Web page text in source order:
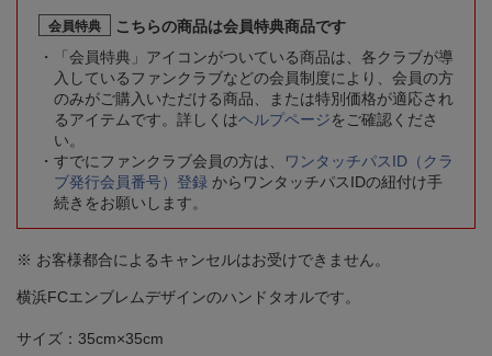
会員特典
こちらの商品は会員特典商品です
「会員特典」アイコンがついている商品は、各クラブが導
入しているファンクラブなどの会員制度により、会員の方
のみがご購入いただける商品、または特別価格が適応され
るアイテムです。詳しくはヘルプページをご確認くださ
い。
すでにファンクラブ会員の方は、
ワンタッチパスID（クラ
ブ発行会員番号）登録 からワンタッチパスIDの紐付け手
続きをお願いします。
※ お客様都合によるキャンセルはお受けできません。
横浜FCエンブレムデザインのハンドタオルです。
サイズ：35cm×35cm